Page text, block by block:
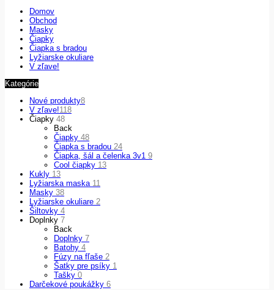
Domov
Obchod
Masky
Čiapky
Čiapka s bradou
Lyžiarske okuliare
V zľave!
Kategórie
Nové produkty8
V zľave!118
Čiapky 48
Back
Čiapky 48
Čiapka s bradou 24
Čiapka, šál a čelenka 3v1 9
Cool čiapky 13
Kukly 13
Lyžiarska maska 11
Masky 38
Lyžiarske okuliare 2
Šiltovky 4
Doplnky 7
Back
Doplnky 7
Batohy 4
Fúzy na fľaše 2
Šatky pre psíky 1
Tašky 0
Darčekové poukážky 6